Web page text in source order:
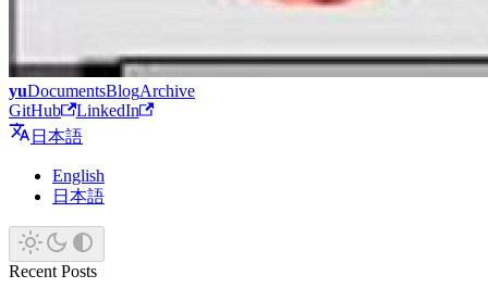
yuDocumentsBlogArchive
GitHub
LinkedIn
日本語
English
日本語
Recent Posts